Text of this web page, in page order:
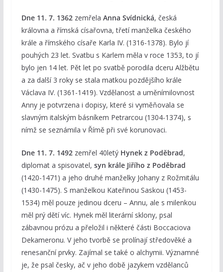
Dne 11. 7. 1362zemřela Anna Svídnická, česká
královna a římská císařovna, třetí manželka českého
krále a římského císaře Karla IV. (1316-1378). Bylo jí
pouhých 23 let. Svatbu s Karlem měla v roce 1353, to jí
bylo jen 14 let. Pět let po svatbě porodila dceru Alžbětu
a za další 3 roky se stala matkou pozdějšího krále
Václava IV. (1361-1419). Vzdělanost a uměnímilovnost
Anny je potvrzena i dopisy, které si vyměňovala se
slavným italským básníkem Petrarcou (1304-1374), s
nímž se seznámila v Římě při své korunovaci.
Dne 11. 7. 1492zemřel 40letý Hynek z Poděbrad,
diplomat a spisovatel, syn krále Jiřího z Poděbrad
(1420-1471) a jeho druhé manželky Johany z Rožmitálu
(1430-1475). S manželkou Kateřinou Saskou (1453-
1534) měl pouze jedinou dceru – Annu, ale s milenkou
měl prý dětí víc. Hynek měl literární sklony, psal
zábavnou prózu a přeložil i některé části Boccaciova
Dekameronu. V jeho tvorbě se prolínají středověké a
renesanční prvky. Zajímal se také o alchymii. Významné
je, že psal česky, ač v jeho době jazykem vzdělanců